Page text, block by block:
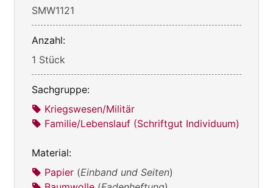
SMW1121
Anzahl:
1 Stück
Sachgruppe:
Kriegswesen/Militär
Familie/Lebenslauf (Schriftgut Individuum)
Material:
Papier (Einband und Seiten)